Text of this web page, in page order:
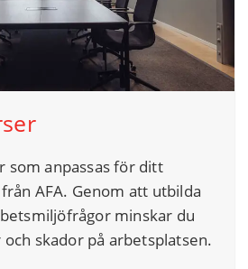
som anpassas för ditt
AFA. Genom att utbilda
minskar du
skador på arbetsplatsen.